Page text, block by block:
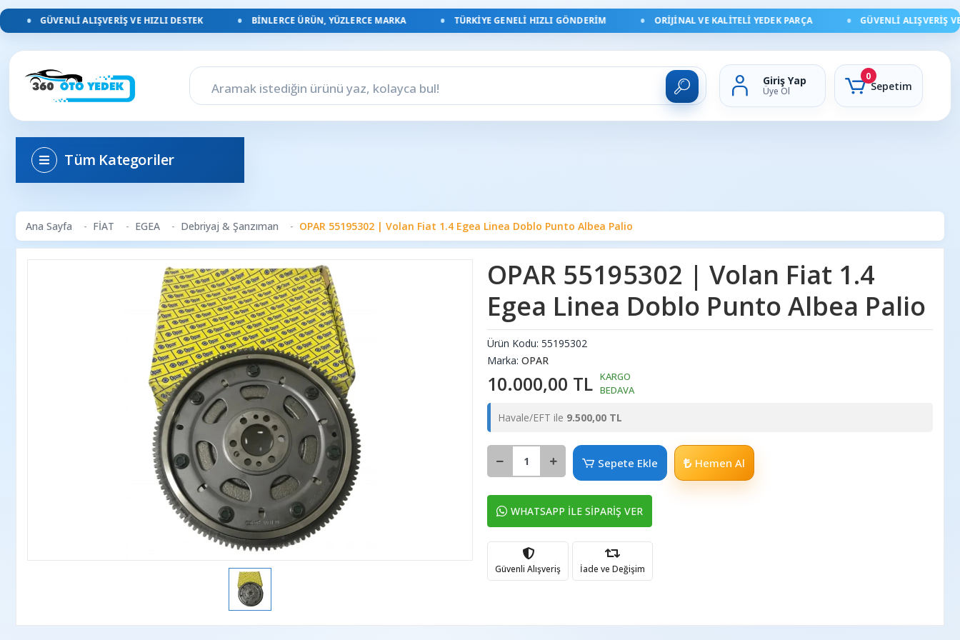
GÜVENLI ALIŞVERIŞ VE HIZLI DESTEK BINLERCE ÜRÜN, YÜZLERCE MARKA TÜRKIYE GENELI HIZLI GÖNDERIM ORIJINAL VE KALITELI YEDEK PARÇA GÜVENLI ALIŞVERIŞ VE
Giriş Yap
Üye Ol
0
Sepetim
Tüm Kategoriler
Ana Sayfa FİAT EGEA Debriyaj & Şanzıman OPAR 55195302 | Volan Fiat 1.4 Egea Linea Doblo Punto Albea Palio
OPAR 55195302 | Volan Fiat 1.4
Egea Linea Doblo Punto Albea Palio
Ürün Kodu: 55195302
Marka: OPAR
10.000,00 TL KARGO
BEDAVA
Havale/EFT ile 9.500,00 TL
Sepete Ekle Hemen Al
WHATSAPP İLE SİPARİŞ VER
Güvenli Alışveriş İade ve Değişim